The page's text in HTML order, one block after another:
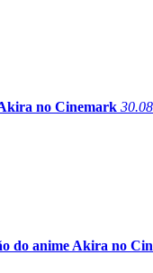
no Cinemark
do anime Akira no